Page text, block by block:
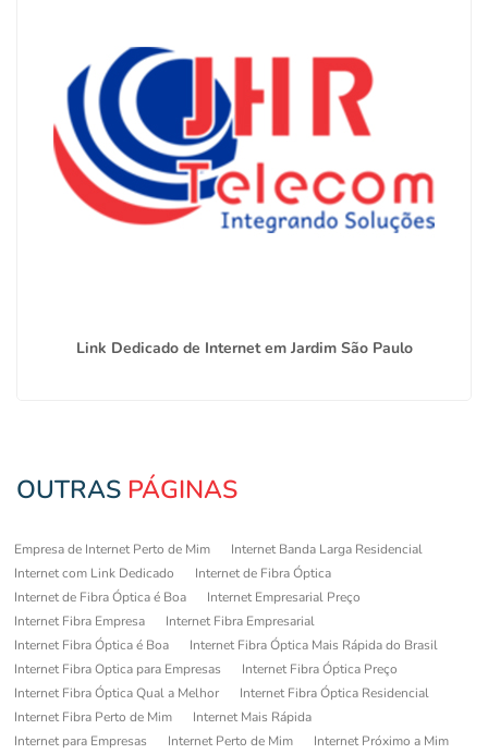
Link Dedicado de Internet em Jardim São Paulo
OUTRAS PÁGINAS
Empresa de Internet Perto de Mim
Internet Banda Larga Residencial
Internet com Link Dedicado
Internet de Fibra Óptica
Internet de Fibra Óptica é Boa
Internet Empresarial Preço
Internet Fibra Empresa
Internet Fibra Empresarial
Internet Fibra Óptica é Boa
Internet Fibra Óptica Mais Rápida do Brasil
Internet Fibra Optica para Empresas
Internet Fibra Óptica Preço
Internet Fibra Óptica Qual a Melhor
Internet Fibra Óptica Residencial
Internet Fibra Perto de Mim
Internet Mais Rápida
Internet para Empresas
Internet Perto de Mim
Internet Próximo a Mim